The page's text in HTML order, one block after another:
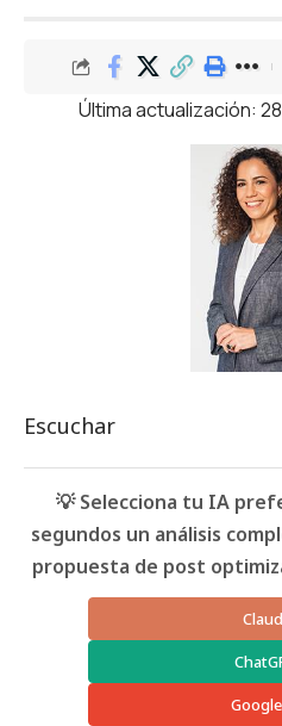
Última actualización:
Escuchar
💡 Selecciona tu IA
segundos un análisis
propuesta de post